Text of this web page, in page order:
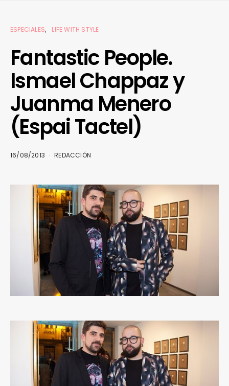
ESPECIALES LIFE WITH STYLE
Fantastic People.
Ismael Chappaz y
Juanma Menero
(Espai Tactel)
16/08/2013 REDACCIÓN